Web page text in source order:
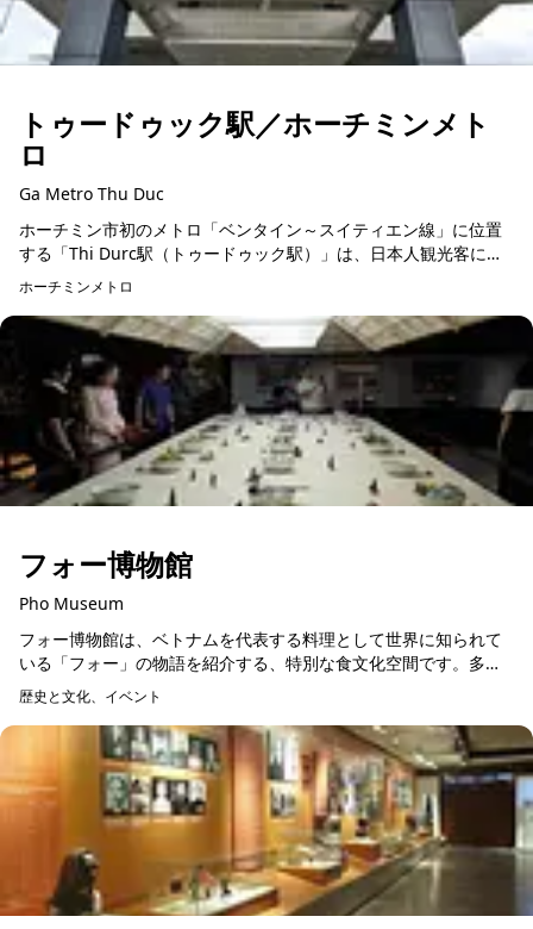
トゥードゥック駅／ホーチミンメト
ロ
Ga Metro Thu Duc
ホーチミン市初のメトロ「ベンタイン～スイティエン線」に位置
する「Thi Durc駅（トゥードゥック駅）」は、日本人観光客にも
ぜひ訪れてほしい注目のスポットです。全長137.5メートル、幅22
メー...
ホーチミンメトロ
フォー博物館
Pho Museum
フォー博物館は、ベトナムを代表する料理として世界に知られて
いる「フォー」の物語を紹介する、特別な食文化空間です。多く
の外国人観光客にとって、フォーはベトナムを訪れた際に最初に
口にする料理の一つで...
歴史と文化、イベント